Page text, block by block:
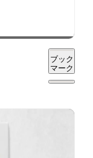
ブック
マーク